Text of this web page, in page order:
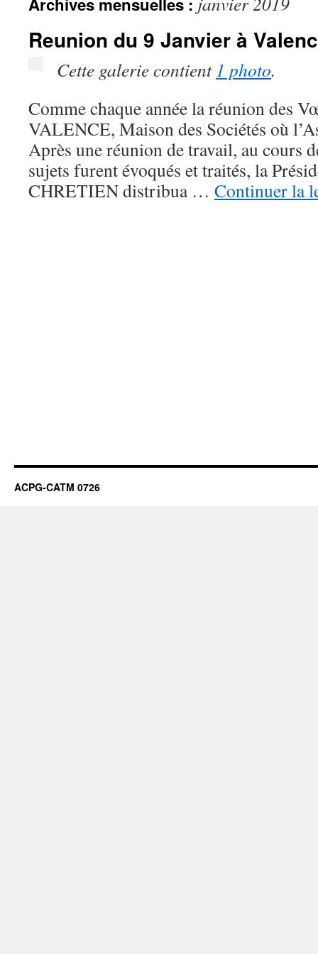
Reunion du 9 Janvier à
Cette galerie contient1 photo.
Comme chaque année la réunion des
VALENCE, Maison des Sociétés où
Après une réunion de travail, au cours
sujets furent évoqués et traités, la
CHRETIEN distribua … Continuer la
ACPG-CATM 0726